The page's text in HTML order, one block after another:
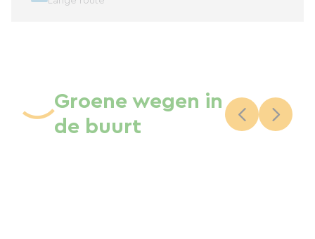
Groene wegen in
de buurt